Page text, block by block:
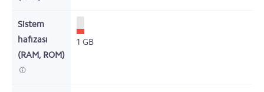
Sistem
hafızası
(RAM, ROM)
1 GB